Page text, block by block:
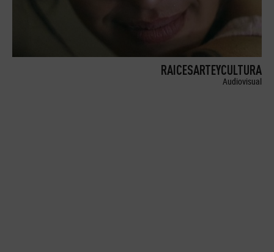
RAICESARTEYCULTURA
Audiovisual